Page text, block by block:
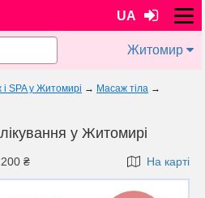
UA
Житомир
SPA у Житомирі → Масаж тіла →
у Житомирі
₴ На карті